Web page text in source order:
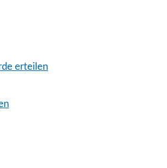
erteilen